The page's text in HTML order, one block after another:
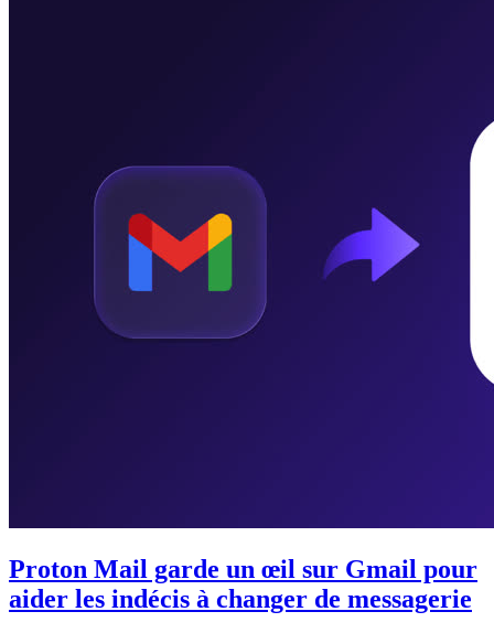
Proton Mail garde un œil sur Gmail pour
aider les indécis à changer de messagerie